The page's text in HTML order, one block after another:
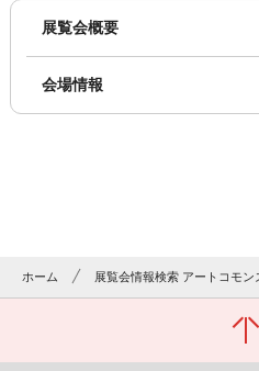
展覧会概要
会場情報
ホーム 展覧会情報検索 アートコモン